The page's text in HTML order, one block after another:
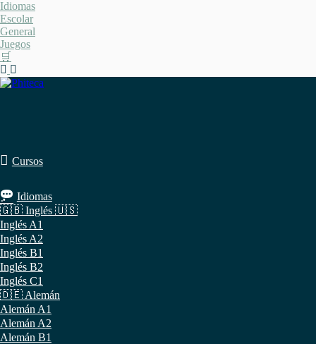
Saltar
al
contenido
Idiomas
Escolar
General
Juegos
🛒
Cursos
Idiomas
🇬🇧 Inglés 🇺🇸
Inglés A1
Inglés A2
Inglés B1
Inglés B2
Inglés C1
🇩🇪 Alemán
Alemán A1
Alemán A2
Alemán B1